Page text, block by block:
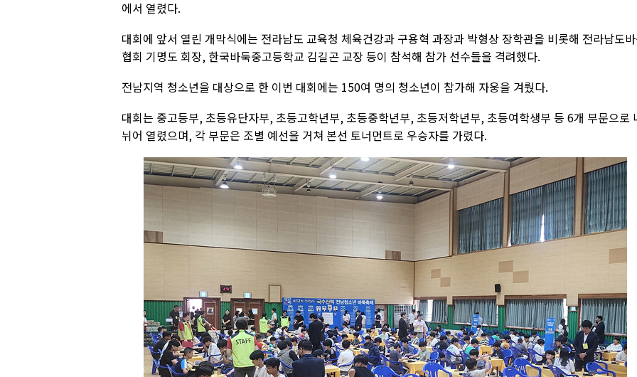
에서 열렸다.
대회에 앞서 열린 개막식에는 전라남도 교육청 체육건강과 구용혁 과장과 박형상 장학관을 비롯해 전라남도
협회 기명도 회장, 한국바둑중고등학교 김길곤 교장 등이 참석해 참가 선수들을 격려했다.
전남지역 청소년을 대상으로 한 이번 대회에는 150여 명의 청소년이 참가해 자웅을 겨뤘다.
대회는 중고등부, 초등유단자부, 초등고학년부, 초등중학년부, 초등저학년부, 초등여학생부 등 6개 부문으로
뉘어 열렸으며, 각 부문은 조별 예선을 거쳐 본선 토너먼트로 우승자를 가렸다.